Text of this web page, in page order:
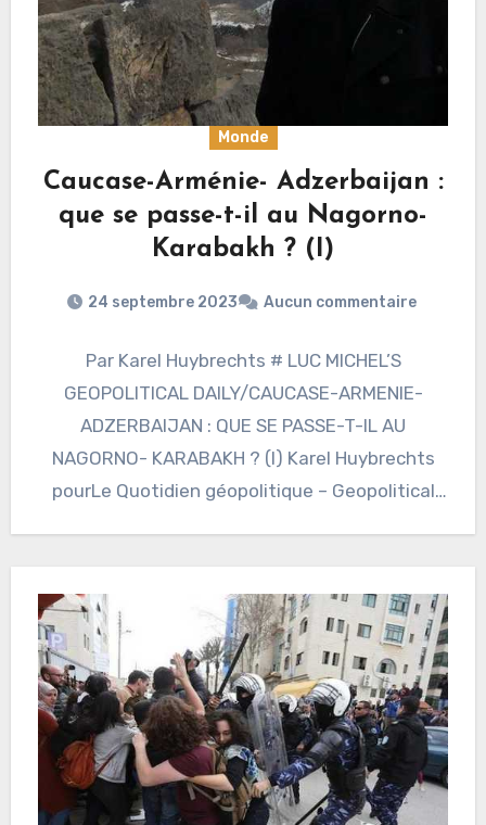
Monde
Caucase-Arménie- Adzerbaijan :
que se passe-t-il au Nagorno-
Karabakh ? (I)
24 septembre 2023 Aucun commentaire
Par Karel Huybrechts # LUC MICHEL’S
GEOPOLITICAL DAILY/CAUCASE-ARMENIE-
ADZERBAIJAN : QUE SE PASSE-T-IL AU
NAGORNO- KARABAKH ? (I) Karel Huybrechts
pourLe Quotidien géopolitique – Geopolitical